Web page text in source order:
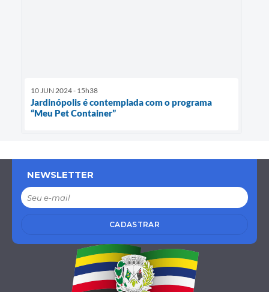
10 JUN 2024 - 15h38
Jardinópolis é contemplada com o programa
“Meu Pet Container”
NEWSLETTER
CADASTRAR